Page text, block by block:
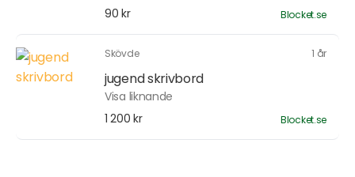
90 kr
Blocket.se
Skövde 1 år
jugend skrivbord
Visa liknande
1 200 kr
Blocket.se